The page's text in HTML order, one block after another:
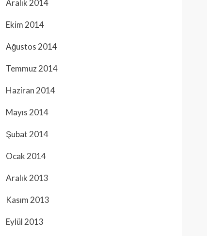
Aralık 2014
Ekim 2014
Ağustos 2014
Temmuz 2014
Haziran 2014
Mayıs 2014
Şubat 2014
Ocak 2014
Aralık 2013
Kasım 2013
Eylül 2013